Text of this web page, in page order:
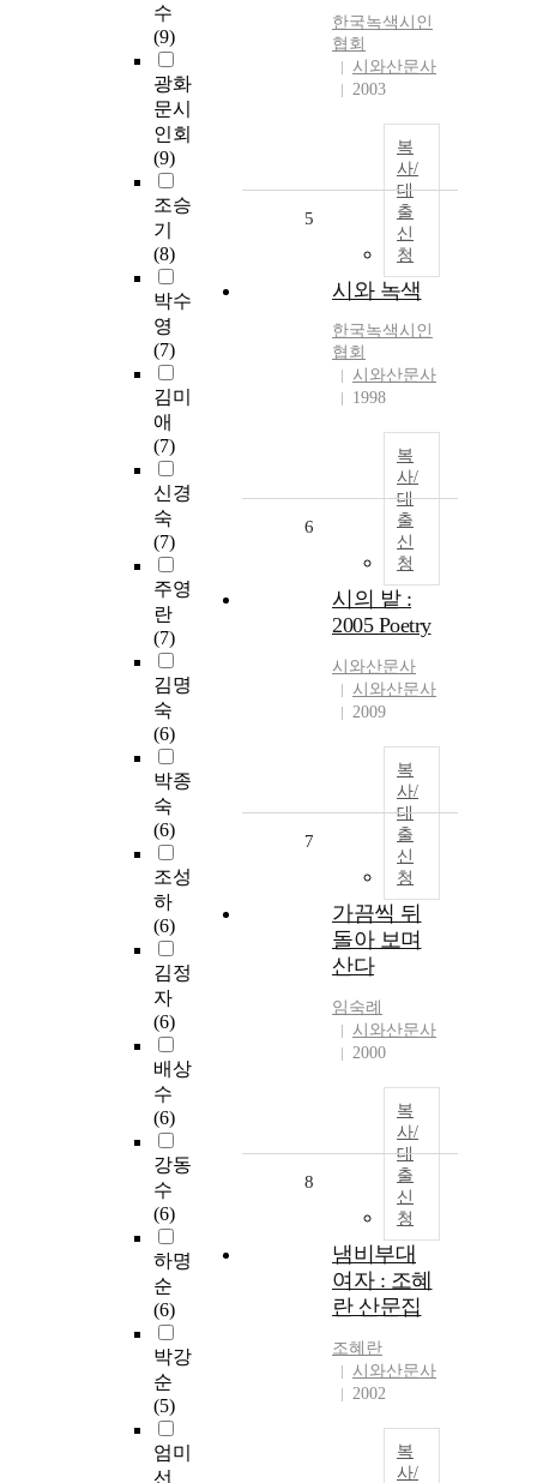
수
(9)
광화
문시
인회
(9)
조승
기
(8)
박수
영
(7)
김미
애
(7)
신경
숙
(7)
주영
란
(7)
김명
숙
(6)
박종
숙
(6)
조성
하
(6)
김정
자
(6)
배상
수
(6)
강동
수
(6)
하명
순
(6)
박강
순
(5)
엄미
선
한국녹색시인
협회
시와산문사
2003
복
사/
대
출
신
청
5
시와 녹색
한국녹색시인
협회
시와산문사
1998
복
사/
대
출
신
청
6
시의 밭 :
2005 Poetry
시와산문사
시와산문사
2009
복
사/
대
출
신
청
7
가끔씩 뒤
돌아 보며
산다
임숙례
시와산문사
2000
복
사/
대
출
신
청
8
냄비부대
여자 : 조혜
란 산문집
조혜란
시와산문사
2002
복
사/